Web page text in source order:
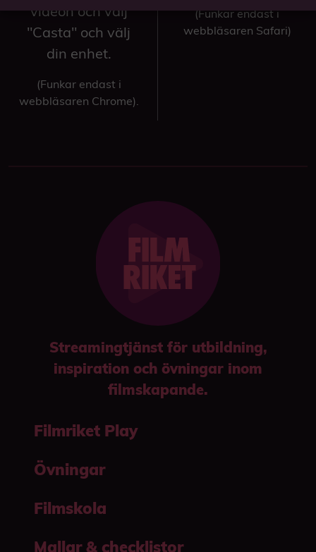
videon och välj
"Casta" och välj
din enhet.
(Funkar endast i
webbläsaren Chrome).
(Funkar endast i
webbläsaren Safari)
Streamingtjänst för utbildning,
inspiration och övningar inom
filmskapande.
Filmriket Play
Övningar
Filmskola
Mallar & checklistor